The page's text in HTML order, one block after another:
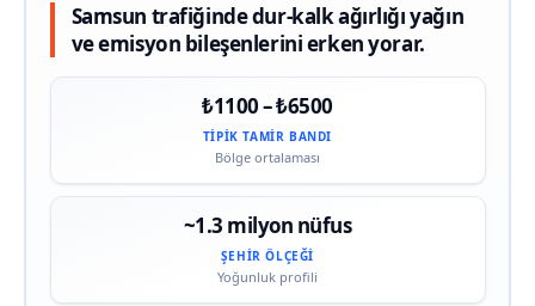
Samsun trafiğinde dur-kalk ağırlığı yağın
ve emisyon bileşenlerini erken yorar.
₺1100 – ₺6500
TIPIK TAMIR BANDI
Bölge ortalaması
~1.3 milyon nüfus
ŞEHIR ÖLÇEĞI
Yoğunluk profili